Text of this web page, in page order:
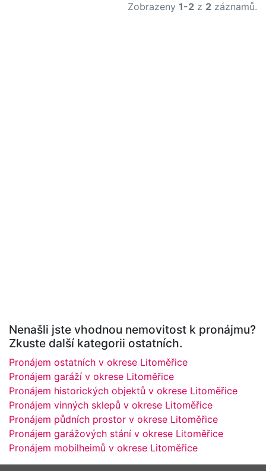
Zobrazeny 1-2 z 2 záznamů.
Nenašli jste vhodnou nemovitost k pronájmu?
Zkuste další kategorii ostatních.
Pronájem ostatních v okrese Litoměřice
Pronájem garáží v okrese Litoměřice
Pronájem historických objektů v okrese Litoměřice
Pronájem vinných sklepů v okrese Litoměřice
Pronájem půdních prostor v okrese Litoměřice
Pronájem garážových stání v okrese Litoměřice
Pronájem mobilheimů v okrese Litoměřice